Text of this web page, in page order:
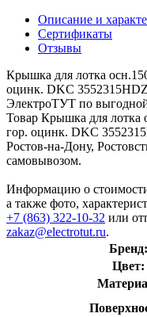
Описание и
Сертификаты
Отзывы
Крышка для лотка
оцинк. DKC
ЭлектроТУТ по
Товар Крышка для лотка
гор. оцинк. DKC
Ростов-на-Дону,
самовывозом.
Информацию о
а также фото,
+7 (863) 322-10-32 или
zakaz@electrotut.ru.
Бренд:
Цвет: